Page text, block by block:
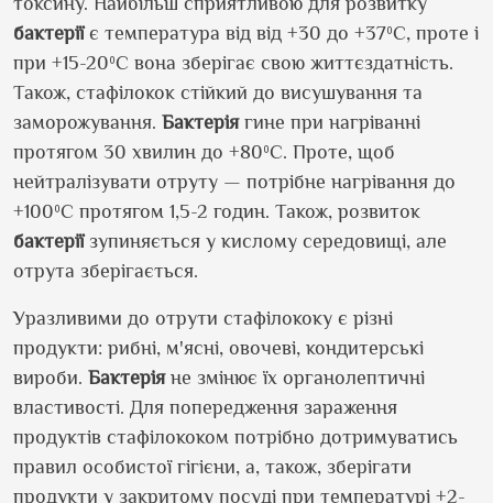
бактеріїє температура від від +30 до +37ºС, проте і
при +15-20ºС вона зберігає свою життєздатність.
Також, стафілокок стійкий до висушування та
заморожування. Бактерія гине при нагріванні
протягом 30 хвилин до +80ºС. Проте, щоб
нейтралізувати отруту — потрібне нагрівання до
+100ºС протягом 1,5-2 годин. Також, розвиток
бактеріїзупиняється у кислому середовищі, але
отрута зберігається.
Уразливими до отрути стафілококу є різні
продукти: рибні, м'ясні, овочеві, кондитерські
вироби. Бактерія не змінює їх органолептичні
властивості. Для попередження зараження
продуктів стафілококом потрібно дотримуватись
правил особистої гігієни, а, також, зберігати
продукти у закритому посуді при температурі +2-